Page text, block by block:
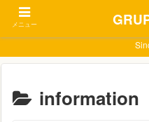
information
メニュー